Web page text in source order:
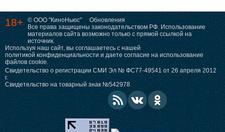
18+ © ООО "КиноНьюс"
Обновления
Все права защищены законодательством РФ. Использование
материалов сайта возможно только с прямой ссылкой на
источник.
Используя наш сайт, вы соглашаетесь с нашей
политикой конфиденциальности и даете согласие на использование
файлов cookie.
Свидетельство о регистрации СМИ Эл № ФС77-49541 от 26 апреля 2012
г.
Свидетельство на товарный знак №542978